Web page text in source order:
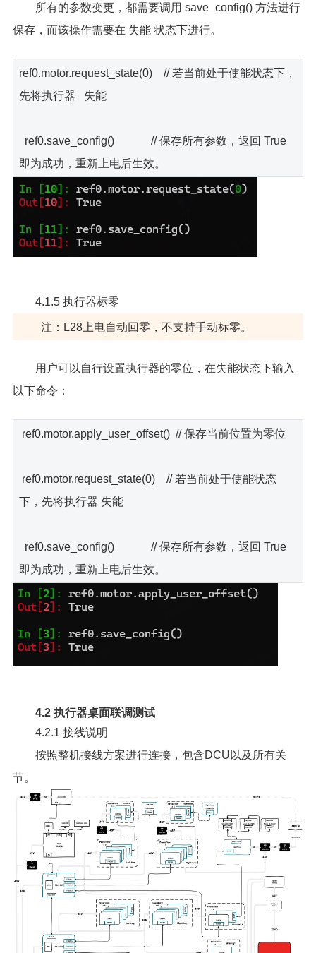
所有的参数变更，都需要调用 save_config() 方法进行
保存，而该操作需要在 失能 状态下进行。
ref0.motor.request_state(0) // 若当前处于使能状态下，
先将执行器 失能
ref0.save_config() // 保存所有参数，返回 True
即为成功，重新上电后生效。
4.1.5 执行器标零
注：L28上电自动回零，不支持手动标零。
用户可以自行设置执行器的零位，在失能状态下输入
以下命令：
ref0.motor.apply_user_offset() // 保存当前位置为零位
ref0.motor.request_state(0) // 若当前处于使能状态
下，先将执行器 失能
ref0.save_config() // 保存所有参数，返回 True
即为成功，重新上电后生效。
4.2 执行器桌面联调测试
4.2.1 接线说明
按照整机接线方案进行连接，包含DCU以及所有关
节。